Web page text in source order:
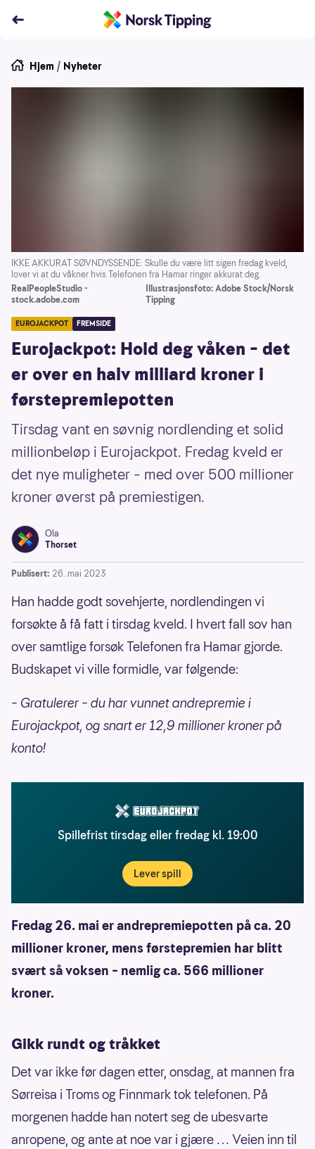
Hjem / Nyheter
IKKE AKKURAT SØVNDYSSENDE: Skulle du være litt sigen fredag kveld,
lover vi at du våkner hvis Telefonen fra Hamar ringer akkurat deg.
RealPeopleStudio -
stock.adobe.com
Illustrasjonsfoto: Adobe Stock/Norsk
Tipping
EUROJACKPOT FREMSIDE
Eurojackpot: Hold deg våken – det
er over en halv milliard kroner i
førstepremiepotten
Tirsdag vant en søvnig nordlending et solid
millionbeløp i Eurojackpot. Fredag kveld er
det nye muligheter – med over 500 millioner
kroner øverst på premiestigen.
Ola
Thorset
Publisert: 26. mai 2023
Han hadde godt sovehjerte, nordlendingen vi
forsøkte å få fatt i tirsdag kveld. I hvert fall sov han
over samtlige forsøk Telefonen fra Hamar gjorde.
Budskapet vi ville formidle, var følgende:
– Gratulerer – du har vunnet andrepremie i
Eurojackpot, og snart er 12,9 millioner kroner på
konto!
Spillefrist tirsdag eller fredag kl. 19:00
Lever spill
Fredag 26. mai er andrepremiepotten på ca. 20
millioner kroner, mens førstepremien har blitt
svært så voksen – nemlig ca. 566 millioner
kroner.
Gikk rundt og tråkket
Det var ikke før dagen etter, onsdag, at mannen fra
Sørreisa i Troms og Finnmark tok telefonen. På
morgenen hadde han notert seg de ubesvarte
anropene, og ante at noe var i gjære … Veien inn til